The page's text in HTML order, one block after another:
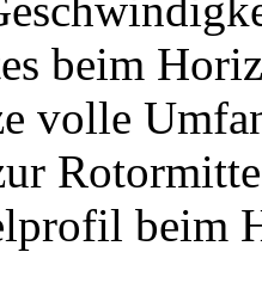
beim
volle
beim